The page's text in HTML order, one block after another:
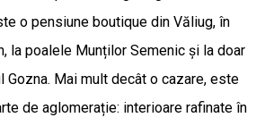
o pensiune boutique din Văliug, în
la poalele Munților Semenic și la doar
Gozna. Mai mult decât o cazare, este
de aglomerație: interioare rafinate în